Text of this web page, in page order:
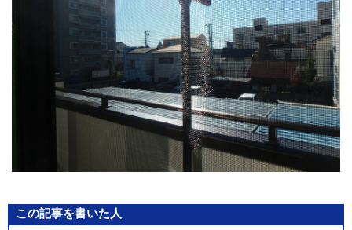
この記事を書いた人